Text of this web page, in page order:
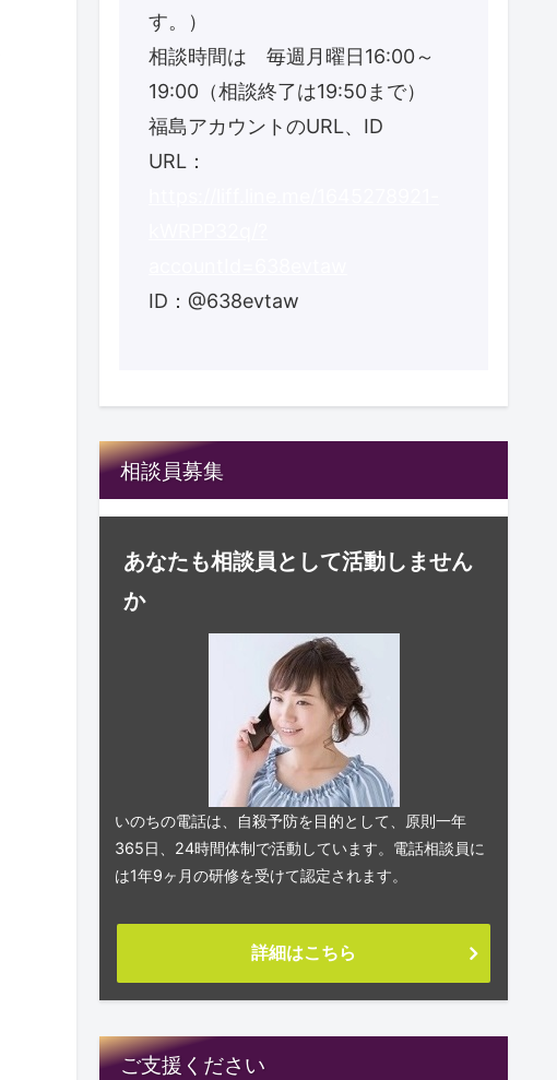
す。）
相談時間は 毎週月曜日16:00～
19:00（相談終了は19:50まで）
福島アカウントのURL、ID
URL：
ID：@638evtaw
相談員募集
あなたも相談員として活動しません
か
いのちの電話は、自殺予防を目的として、原則一年
365日、24時間体制で活動しています。電話相談員に
は1年9ヶ月の研修を受けて認定されます。
詳細はこちら
ご支援ください